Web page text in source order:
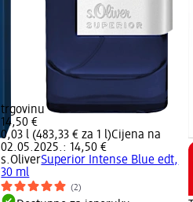
trgovinu
14,50 €
0,03 l (483,33 € za 1 l)Cijena na
02.05.2025.: 14,50 €
s.OliverSuperior Intense Blue edt,
30 ml
(2)